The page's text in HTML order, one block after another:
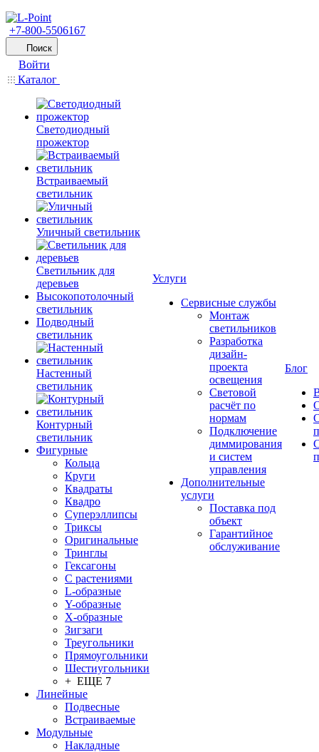
+7-800-5506167
Поиск
Войти
Каталог
Светодиодный
прожектор
Встраиваемый
светильник
Уличный светильник
Светильник для
деревьев
Высокопотолочный
светильник
Подводный
светильник
Настенный
светильник
Контурный
светильник
Фигурные
Кольца
Круги
Квадраты
Квадро
Суперэллипсы
Триксы
Оригинальные
Тринглы
Гексагоны
С растениями
L-образные
Y-образные
X-образные
Зигзаги
Треугольники
Прямоугольники
Шестиугольники
+ ЕЩЕ 7
Линейные
Подвесные
Встраиваемые
Модульные
Накладные
Услуги
Сервисные службы
Монтаж
светильников
Разработка
дизайн-
проекта
освещения
Световой
расчёт по
нормам
Подключение
диммирования
и систем
управления
Дополнительные
услуги
Поставка под
объект
Гарантийное
обслуживание
Блог